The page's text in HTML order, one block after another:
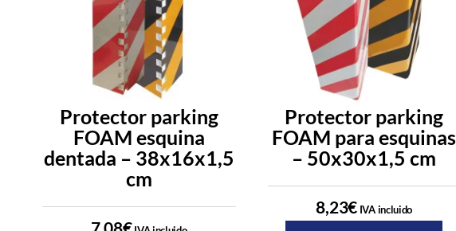
Protector parking
FOAM esquina
dentada – 38x16x1,5
cm
Protector parking
FOAM para esquinas
– 50x30x1,5 cm
8,23€ IVA incluido